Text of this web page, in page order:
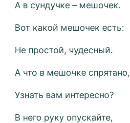
А в сундучке – мешочек.
Вот какой мешочек есть:
Не простой, чудесный.
А что в мешочке спрятано,
Узнать вам интересно?
В него руку опускайте,